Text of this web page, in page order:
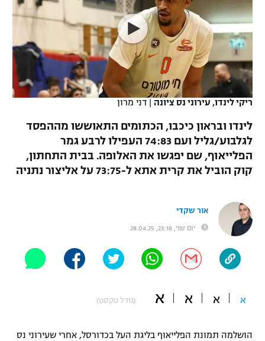
VOD
רץ ברשת
תוצאות
לוח שידורים
ברחבה
נבחרת ישראל
מכבי חיפה
בית"ר ירושלים
מכבי תל אביב
הפועל תל אביב
הפועל חיפה
מכבי נתניה
ליגה ספרדית
ליגה איטלקית
ליגה צרפתית
ליגה טורקית
ליגה סינית
ליגות נוספות
כדורסל נשים
מכבי תל אביב
הפועל חולון
הפועל ירושלים
דני אבדיה
יורוליג
יורוקאפ
טניס
כדוריד
כדורעף
שחייה
ג'ודו
אגרוף
ספורט אולימפי
UFC
היאבקות WWE
ריקי לינדו, עירוני נס ציונה | דני מרון
לינדו ובראון כיכבו, הכתומים התאוששו מההפסד
לגלבוע/גליל ועם 74:83 העפילו לרבע גמר
הפלייאוף, שם יפגשו את האלופה. בבית התחתון,
קוק הוביל את קרית אתא ל-73:75 על אליצור נתניה
אור שקדי
יום שני, 23:18, 28.04.25
א א א א (גודל טקסט)
הושלמה תמונת הפלייאוף בליגת העל בכדורסל, אחרי שעירוני נס